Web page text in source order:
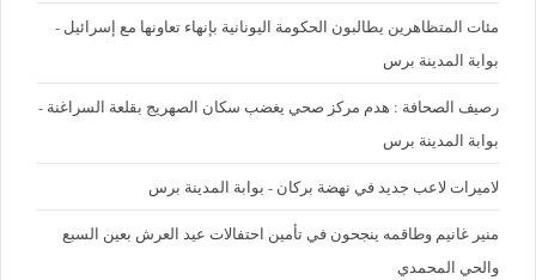
مئات المتظاهرين يطالبون الحكومة اليونانية بإنهاء تعاونها مع إسرائيل -
بوابة المدينة برس
رصيف الصحافة : هدم مركز صحي يغضب سكان الصهريج بقلعة السراغنة -
بوابة المدينة برس
لاميرات لاعب جديد في نهضة بركان - بوابة المدينة برس
منير غانيم وطاقمه ينجحون في تأمين احتفالات عيد العرش بعين السبع
والحي المحمدي